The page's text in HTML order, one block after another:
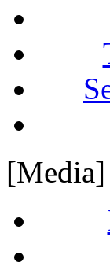
[Media]